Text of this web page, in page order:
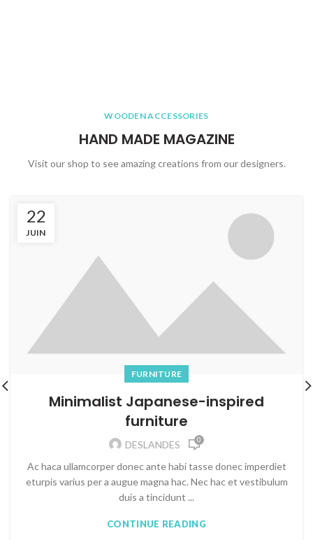
WOODEN ACCESSORIES
HAND MADE MAGAZINE
Visit our shop to see amazing creations from our designers.
22
JUIN
FURNITURE
Minimalist Japanese-inspired
furniture
DESLANDES 0
Ac haca ullamcorper donec ante habi tasse donec imperdiet
eturpis varius per a augue magna hac. Nec hac et vestibulum
duis a tincidunt ...
CONTINUE READING